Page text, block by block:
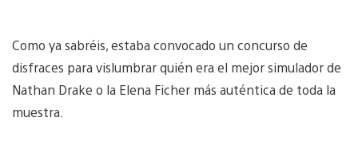
Como ya sabréis, estaba convocado un concurso de
disfraces para vislumbrar quién era el mejor simulador de
Nathan Drake o la Elena Ficher más auténtica de toda la
muestra.